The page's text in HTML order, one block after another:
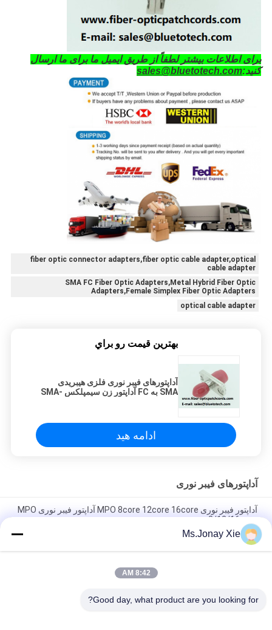
برای اطلاعات بیشتر لطفاً از طریق ایمیل ما برای ما ارسال
کنید:sales@bluetotech.com
fiber optic connector adapters,fiber optic cable adapter,optical
cable adapter
SMA FC Fiber Optic Adapters,Metal Hybrid Fiber Optic
Adapters,Female Simplex Fiber Optic Adapters
optical cable adapter
بهترين قيمت رو براي
آداپتورهای فیبر نوری فلزی هیبریدی
SMA به FC آداپتور زن سیمپلکس SMA-
ادامه هید
آداپتورهای فیبر نوری
آداپتور فیبر نوری MPO 8core 12core 16core آداپتور فیبر نوری MPO
8/12/16core
LC/UPC آداپتور فیبر نوری SM SX
آداپتور فیبر برهنه فلزی FC 60μm 80μm 126μm 130μm 150μm
Ms.Jonay Xie
8:42 AM
Good day, what product are you looking for?